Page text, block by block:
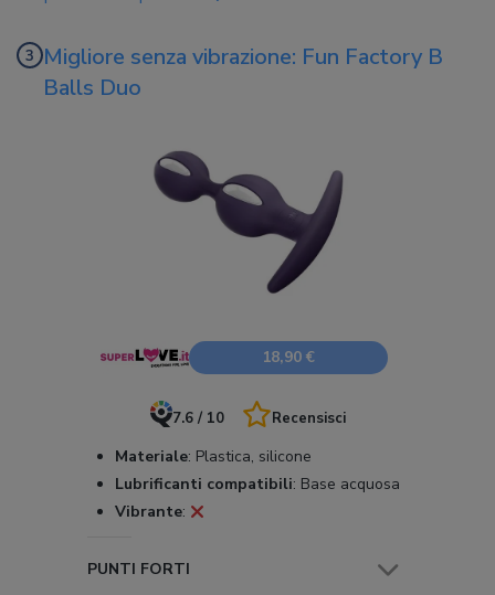
Migliore senza vibrazione: Fun Factory B
Balls Duo
18,90 €
7.6 / 10 Recensisci
Materiale: Plastica, silicone
Lubrificanti compatibili: Base acquosa
Vibrante:
PUNTI FORTI